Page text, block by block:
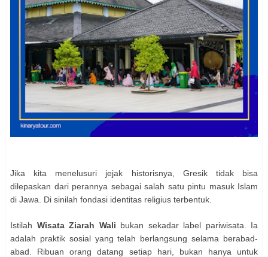
Jika kita menelusuri jejak historisnya, Gresik tidak bisa
dilepaskan dari perannya sebagai salah satu pintu masuk Islam
di Jawa. Di sinilah fondasi identitas religius terbentuk.
Istilah Wisata Ziarah Wali bukan sekadar label pariwisata. Ia
adalah praktik sosial yang telah berlangsung selama berabad-
abad. Ribuan orang datang setiap hari, bukan hanya untuk